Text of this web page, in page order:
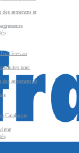
semences et
fruitières au
pour
semences &
Catalogue